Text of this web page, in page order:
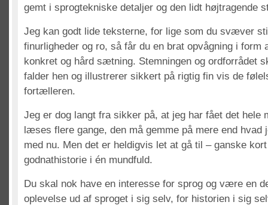
gemt i sprogtekniske detaljer og den lidt højtragende
Jeg kan godt lide teksterne, for lige som du svæver
finurligheder og ro, så får du en brat opvågning i form
konkret og hård sætning. Stemningen og ordforrådet
falder hen og illustrerer sikkert på rigtig fin vis de
fortælleren.
Jeg er dog langt fra sikker på, at jeg har fået det hele
læses flere gange, den må gemme på mere end hvad
med nu. Men det er heldigvis let at gå til – ganske
godnathistorie i én mundfuld.
Du skal nok have en interesse for sprog og være en
oplevelse ud af sproget i sig selv, for historien i sig